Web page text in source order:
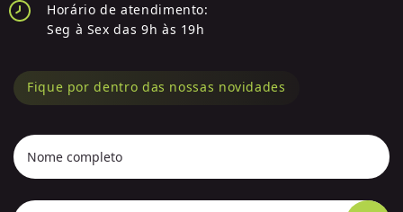
Horário de atendimento:
Seg à Sex das 9h às 19h
Fique por dentro das nossas novidades
Nome completo